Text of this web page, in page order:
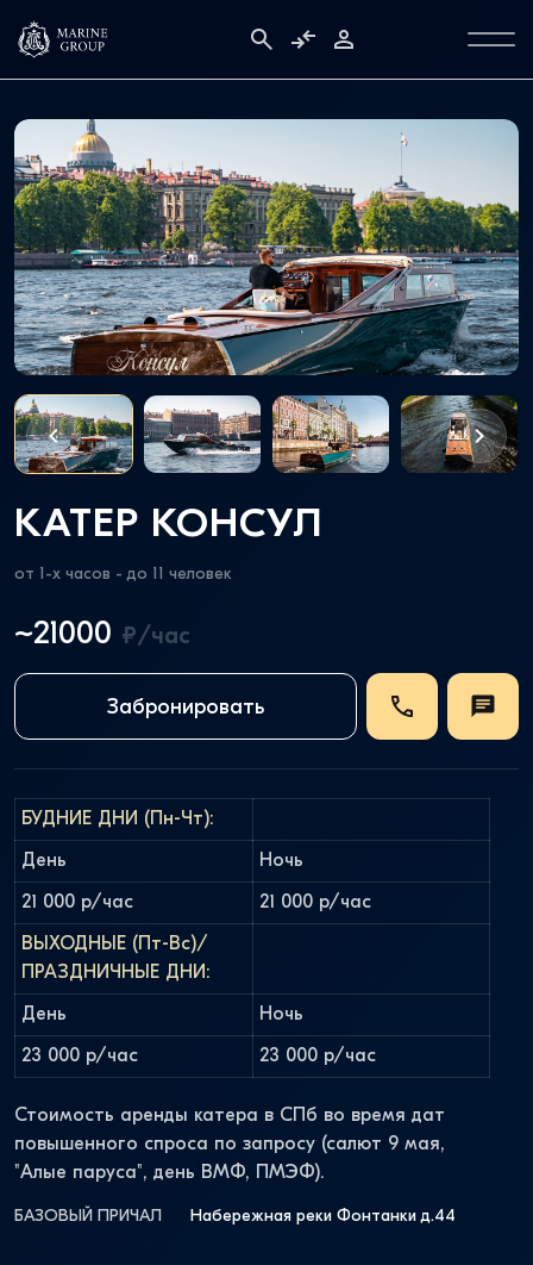
КАТЕР КОНСУЛ
от 1-х часов - до 11 человек
~21000 ₽/час
Забронировать
БУДНИЕ ДНИ (Пн-Чт):
День Ночь
21 000 р/час 21 000 р/час
ВЫХОДНЫЕ (Пт-Вс)/
ПРАЗДНИЧНЫЕ ДНИ:
День Ночь
23 000 р/час 23 000 р/час
Стоимость аренды катера в СПб во время дат
повышенного спроса по запросу (салют 9 мая,
"Алые паруса", день ВМФ, ПМЭФ).
БАЗОВЫЙ ПРИЧАЛ Набережная реки Фонтанки д.44